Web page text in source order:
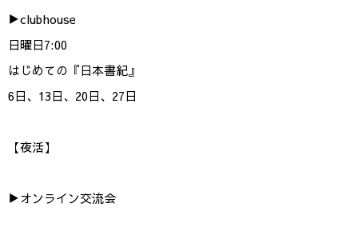
▶︎clubhouse
日曜日7:00
はじめての『日本書紀』
6日、13日、20日、27日
【夜活】
▶︎オンライン交流会